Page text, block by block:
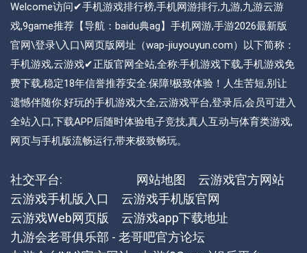
Welcome访问✔手机游戏排行榜,手机网游排行,九游,九游云游
戏,9game推荐【导航：baidu典ag】手机网游,手游2026最新版
官网\登录\入口\网页版网址（wap-jiuyouyun.com）以下简称：
手机游戏,云游戏✔正版官网全站,全称:手机游戏下载,手机游戏免
费下载,稳定18年信誉推荐安全.保障!极致体验！人生苦短,别让
遗憾伴随你.好玩的手机游戏大全,云游戏平台,登录后,会员可进入
全站入口,下载APP后随时体验电子竞技,真人互动与体育类游戏,
网页与手机版流畅运行,带来极致畅玩。
社交平台: 网站地图
云游戏官方网站
云游戏手机版入口
云游戏手机版官网
云游戏Web网页版
云游戏app下载地址
九游会老哥俱乐部 - 老哥吧官方论坛